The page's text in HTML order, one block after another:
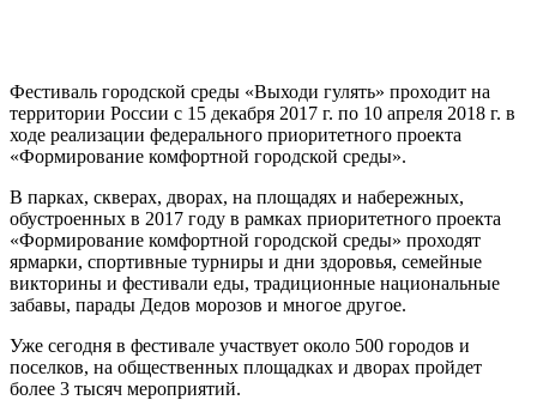
Фестиваль городской среды «Выходи гулять» проходит на
территории России с 15 декабря 2017 г. по 10 апреля 2018 г. в
ходе реализации федерального приоритетного проекта
«Формирование комфортной городской среды».
В парках, скверах, дворах, на площадях и набережных,
обустроенных в 2017 году в рамках приоритетного проекта
«Формирование комфортной городской среды» проходят
ярмарки, спортивные турниры и дни здоровья, семейные
викторины и фестивали еды, традиционные национальные
забавы, парады Дедов морозов и многое другое.
Уже сегодня в фестивале участвует около 500 городов и
поселков, на общественных площадках и дворах пройдет
более 3 тысяч мероприятий.